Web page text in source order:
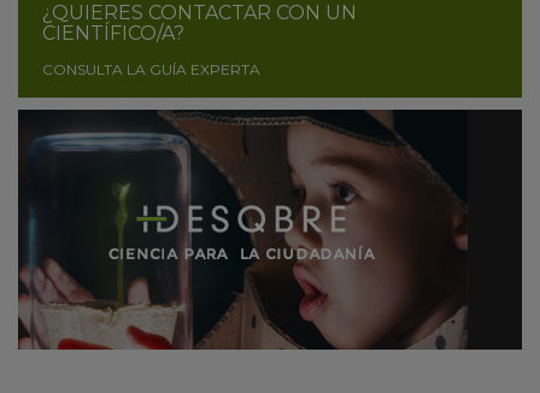
¿QUIERES CONTACTAR CON UN
CIENTÍFICO/A?
CONSULTA LA GUÍA EXPERTA